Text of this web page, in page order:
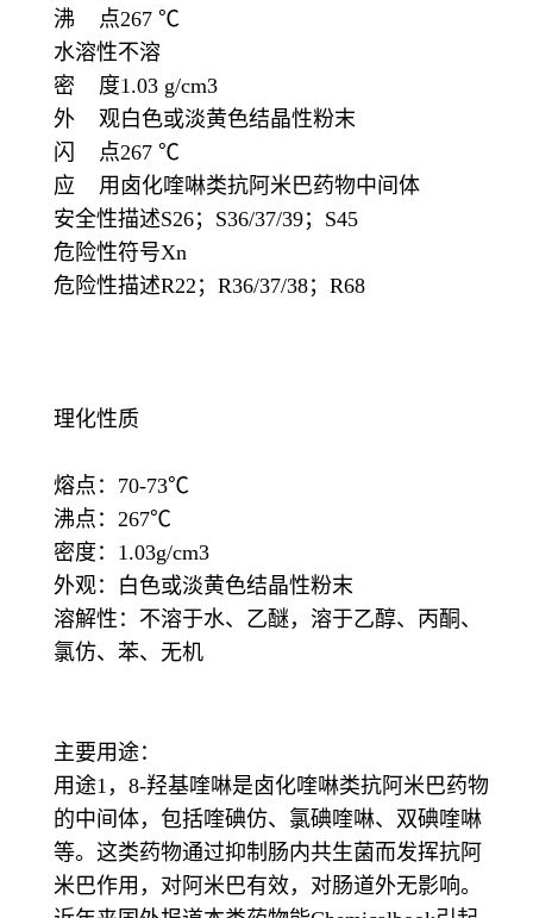
沸 点267 ℃
水溶性不溶
密 度1.03 g/cm3
外 观白色或淡黄色结晶性粉末
闪 点267 ℃
应 用卤化喹啉类抗阿米巴药物中间体
安全性描述S26；S36/37/39；S45
危险性符号Xn
危险性描述R22；R36/37/38；R68
理化性质
熔点：70-73℃
沸点：267℃
密度：1.03g/cm3
外观：白色或淡黄色结晶性粉末
溶解性：不溶于水、乙醚，溶于乙醇、丙酮、
氯仿、苯、无机
主要用途：
用途1，8-羟基喹啉是卤化喹啉类抗阿米巴药物
的中间体，包括喹碘仿、氯碘喹啉、双碘喹啉
等。这类药物通过抑制肠内共生菌而发挥抗阿
米巴作用，对阿米巴有效，对肠道外无影响。